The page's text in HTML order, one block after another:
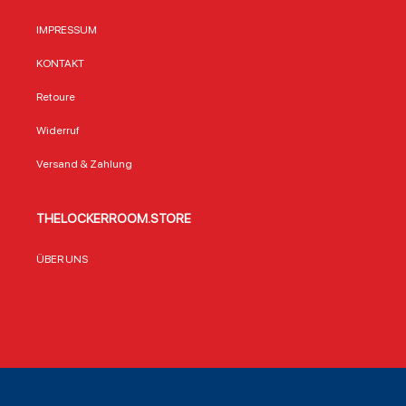
IMPRESSUM
KONTAKT
Retoure
Widerruf
Versand & Zahlung
THELOCKERROOM.STORE
ÜBER UNS